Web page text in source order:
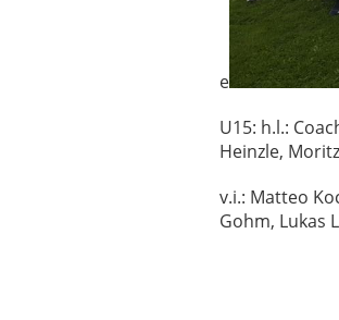
e
U15: h.l.:
Heinzle,
v.i.: Matteo
Gohm, Lukas